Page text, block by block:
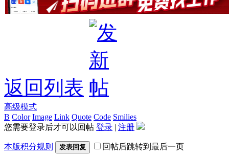
返回列表
高级模式
B Color Image Link Quote Code Smilies
您需要登录后才可以回帖 登录 | 注册
本版积分规则 发表回复 回帖后跳转到最后一页